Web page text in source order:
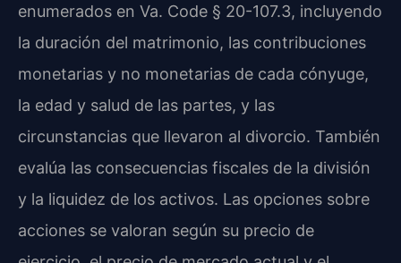
enumerados en Va. Code § 20-107.3, incluyendo
la duración del matrimonio, las contribuciones
monetarias y no monetarias de cada cónyuge,
la edad y salud de las partes, y las
circunstancias que llevaron al divorcio. También
evalúa las consecuencias fiscales de la división
y la liquidez de los activos. Las opciones sobre
acciones se valoran según su precio de